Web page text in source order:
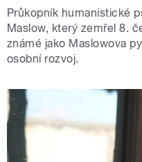
Průkopník humanistické
Maslow, který zemřel 8.
známé jako Maslowova
osobní rozvoj.